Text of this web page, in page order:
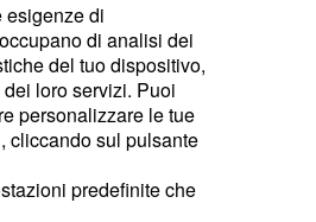
esigenze di
di analisi dei
del tuo dispositivo,
loro servizi. Puoi
personalizzare le tue
cliccando sul pulsante
predefinite che